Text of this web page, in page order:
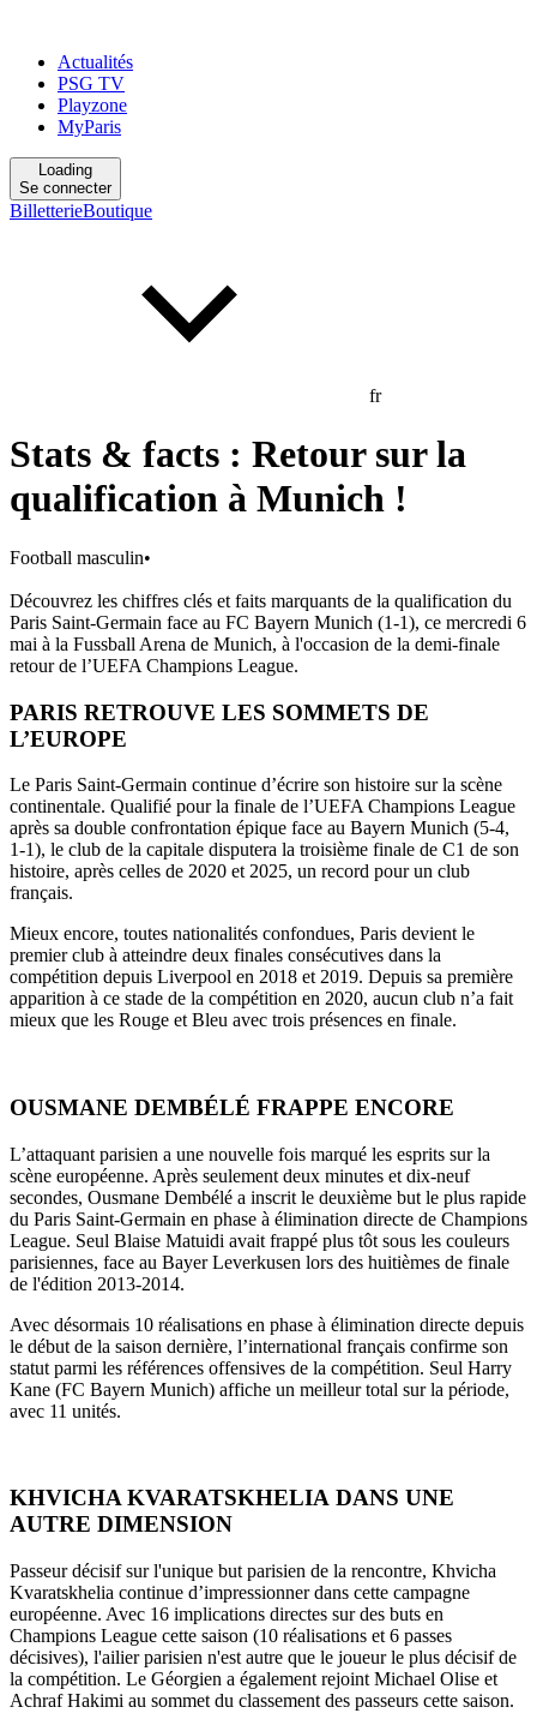
Actualités
PSG TV
Playzone
MyParis
Loading
Se connecter
BilletterieBoutique
fr
Stats & facts : Retour sur la
qualification à Munich !
Football masculin•
Découvrez les chiffres clés et faits marquants de la qualification du
Paris Saint-Germain face au FC Bayern Munich (1-1), ce mercredi 6
mai à la Fussball Arena de Munich, à l'occasion de la demi-finale
retour de l’UEFA Champions League.
PARIS RETROUVE LES SOMMETS DE
L’EUROPE
Le Paris Saint-Germain continue d’écrire son histoire sur la scène
continentale. Qualifié pour la finale de l’UEFA Champions League
après sa double confrontation épique face au Bayern Munich (5-4,
1-1), le club de la capitale disputera la troisième finale de C1 de son
histoire, après celles de 2020 et 2025, un record pour un club
français.
Mieux encore, toutes nationalités confondues, Paris devient le
premier club à atteindre deux finales consécutives dans la
compétition depuis Liverpool en 2018 et 2019. Depuis sa première
apparition à ce stade de la compétition en 2020, aucun club n’a fait
mieux que les Rouge et Bleu avec trois présences en finale.
OUSMANE DEMBÉLÉ FRAPPE ENCORE
L’attaquant parisien a une nouvelle fois marqué les esprits sur la
scène européenne. Après seulement deux minutes et dix-neuf
secondes, Ousmane Dembélé a inscrit le deuxième but le plus rapide
du Paris Saint-Germain en phase à élimination directe de Champions
League. Seul Blaise Matuidi avait frappé plus tôt sous les couleurs
parisiennes, face au Bayer Leverkusen lors des huitièmes de finale
de l'édition 2013-2014.
Avec désormais 10 réalisations en phase à élimination directe depuis
le début de la saison dernière, l’international français confirme son
statut parmi les références offensives de la compétition. Seul Harry
Kane (FC Bayern Munich) affiche un meilleur total sur la période,
avec 11 unités.
KHVICHA KVARATSKHELIA DANS UNE
AUTRE DIMENSION
Passeur décisif sur l'unique but parisien de la rencontre, Khvicha
Kvaratskhelia continue d’impressionner dans cette campagne
européenne. Avec 16 implications directes sur des buts en
Champions League cette saison (10 réalisations et 6 passes
décisives), l'ailier parisien n'est autre que le joueur le plus décisif de
la compétition. Le Géorgien a également rejoint Michael Olise et
Achraf Hakimi au sommet du classement des passeurs cette saison.